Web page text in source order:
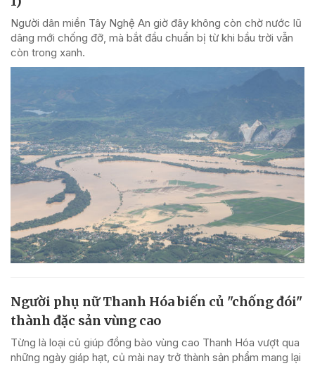
Người dân miền Tây Nghệ An giờ đây không còn chờ nước lũ
dâng mới chống đỡ, mà bắt đầu chuẩn bị từ khi bầu trời vẫn
còn trong xanh.
Người phụ nữ Thanh Hóa biến củ "chống đói"
thành đặc sản vùng cao
Từng là loại củ giúp đồng bào vùng cao Thanh Hóa vượt qua
những ngày giáp hạt, củ mài nay trở thành sản phẩm mang lại